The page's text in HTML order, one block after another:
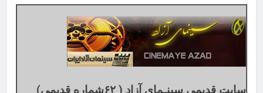
تقویم
میلادی
سایت قدیمی سینـمای آزاد ( ۶۲شماره قدیمی)